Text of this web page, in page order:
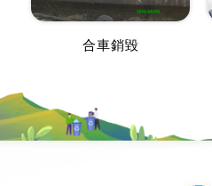
合車銷毀